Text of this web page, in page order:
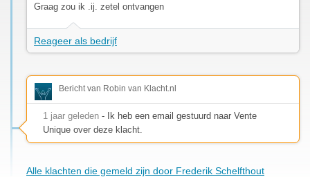
Graag zou ik .ij. zetel ontvangen
Reageer als bedrijf
Bericht van Robin van Klacht.nl
1 jaar geleden - Ik heb een email gestuurd naar Vente
Unique over deze klacht.
Alle klachten die gemeld zijn door Frederik Schelfthout